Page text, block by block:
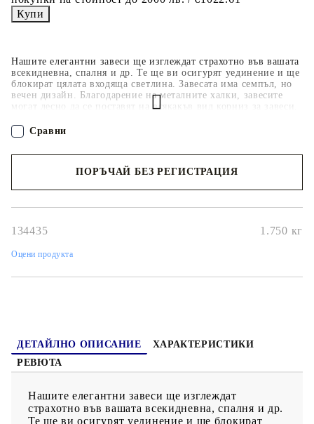
Нашите елегантни завеси ще изглеждат страхотно във вашата
всекидневна, спалня и др. Те ще ви осигурят уединение и ще
блокират цялата входяща светлина. Завесата има семпъл, но
вечен дизайн. Благодарение на металните халки, завесите
могат лесно да се поставят на всякакъв вид корниз за завеси.
материал и могат да се перат в пералня. Доставката включва 2
броя завеси. Моля, обърнете внимание, че корнизът за завеси
ПОРЪЧАЙ БЕЗ РЕГИСТРАЦИЯ
134435 1.750 кг
Оцени продукта
Сравни
ДЕТАЙЛНО ОПИСАНИЕ
ХАРАКТЕРИСТИКИ
РЕВЮТА
Нашите елегантни завеси ще изглеждат
страхотно във вашата всекидневна, спалня и др.
Те ще ви осигурят уединение и ще блокират